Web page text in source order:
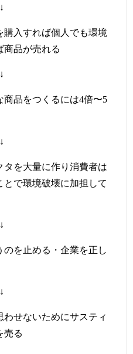
↓
入すれば個人でも環境
商品が売れる
↓
商品をつくるには4倍〜5
↓
を大量に作り消費者は
で環境破壊に加担して
↓
を止める・企業を正し
↓
せないためにサスティ
売る